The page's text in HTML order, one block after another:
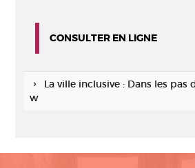
CONSULTER EN LIGNE
La ville inclusive : Dans les pas
w